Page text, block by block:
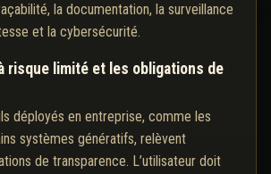
la documentation, la surveillance
et la cybersécurité.
risque limité et les obligations de
déployés en entreprise, comme les
systèmes génératifs, relèvent
de transparence. L’utilisateur doit